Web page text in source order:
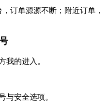
订单源源不断；附近订单，
我的进入。
与安全选项。